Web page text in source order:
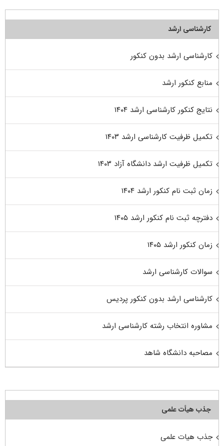
کارشناسی ارشد
کارشناسی ارشد بدون کنکور
منابع کنکور ارشد
نتایج کنکور کارشناسی ارشد ۱۴۰۴
تکمیل ظرفیت کارشناسی ارشد ۱۴۰۳
تکمیل ظرفیت ارشد دانشگاه آزاد ۱۴۰۳
زمان ثبت نام کنکور ارشد ۱۴۰۴
دفترچه ثبت نام کنکور ارشد ۱۴۰۵
زمان کنکور ارشد ۱۴۰۵
سوالات کارشناسی ارشد
کارشناسی ارشد بدون کنکور پردیس
مشاوره انتخاب رشته کارشناسی ارشد
مصاحبه دانشگاه شاهد
جذب هیأت علمی
جذب هیات علمی